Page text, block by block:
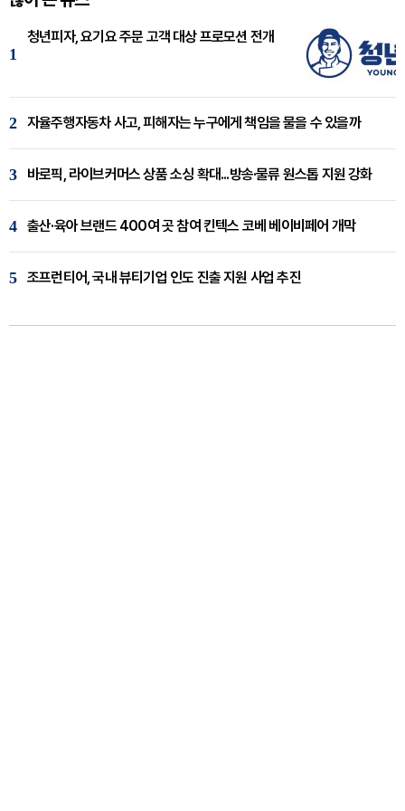
1
청년피자, 요기요 주문 고객 대상 프로모션 전개
2 자율주행자동차 사고, 피해자는 누구에게 책임을 물을 수 있을까
3 바로픽, 라이브커머스 상품 소싱 확대...방송·물류 원스톱 지원 강화
4 출산·육아 브랜드 400여 곳 참여 킨텍스 코베 베이비페어 개막
5 조프런티어, 국내 뷰티기업 인도 진출 지원 사업 추진